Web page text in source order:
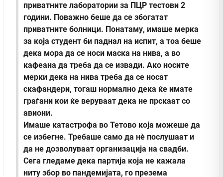
приватните лаборатории за ПЦР тестови 2
години. Поважно беше да се збогатат
приватните болници. Понатаму, имаше мерка
за која студент би паднал на испит, а тоа беше
дека мора да се носи маска на нива, а во
кафеана да треба да се извади. Ако носите
мерки дека на нива треба да се носат
скафандери, тогаш нормално дека ќе имате
граѓани кои ќе веруваат дека не прскаат со
авиони.
Имаше катастрофа во Тетово која можеше да
се избегне. Требаше само да нè послушаат и
да не дозволуваат организација на свадби.
Сега гледаме дека партија која не кажала
ниту збор во пандемијата, го презема